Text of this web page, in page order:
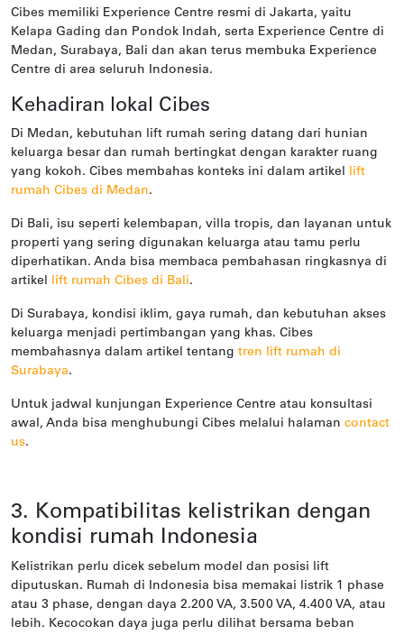
Cibes memiliki Experience Centre resmi di Jakarta, yaitu
Kelapa Gading dan Pondok Indah, serta Experience Centre di
Medan, Surabaya, Bali dan akan terus membuka Experience
Centre di area seluruh Indonesia.
Kehadiran lokal Cibes
Di Medan, kebutuhan lift rumah sering datang dari hunian
keluarga besar dan rumah bertingkat dengan karakter ruang
yang kokoh. Cibes membahas konteks ini dalam artikel
lift
rumah Cibes di Medan.
Di Bali, isu seperti kelembapan, villa tropis, dan layanan untuk
properti yang sering digunakan keluarga atau tamu perlu
diperhatikan. Anda bisa membaca pembahasan ringkasnya di
artikel
lift rumah Cibes di Bali.
Di Surabaya, kondisi iklim, gaya rumah, dan kebutuhan akses
keluarga menjadi pertimbangan yang khas. Cibes
membahasnya dalam artikel tentang tren lift rumah di
Surabaya.
Untuk jadwal kunjungan Experience Centre atau konsultasi
awal, Anda bisa menghubungi Cibes melalui halaman contact
us.
3. Kompatibilitas kelistrikan dengan
kondisi rumah Indonesia
Kelistrikan perlu dicek sebelum model dan posisi lift
diputuskan. Rumah di Indonesia bisa memakai listrik 1 phase
atau 3 phase, dengan daya 2.200 VA, 3.500 VA, 4.400 VA, atau
lebih. Kecocokan daya juga perlu dilihat bersama beban